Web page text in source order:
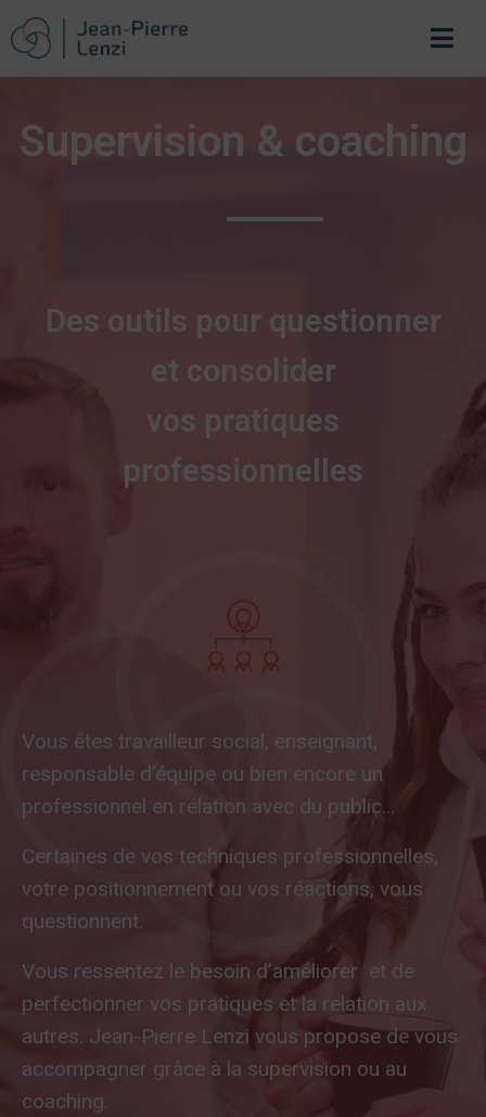
Supervision & coaching
Des outils pour questionner
et consolider
vos pratiques
professionnelles
Vous êtes travailleur social, enseignant,
responsable d’équipe ou bien encore un
professionnel en relation avec du public…
Certaines de vos techniques professionnelles,
votre positionnement ou vos réactions, vous
questionnent.
Vous ressentez le besoin d’améliorer et de
perfectionner vos pratiques et la relation aux
autres. Jean-Pierre Lenzi vous propose de vous
accompagner grâce à la supervision ou au
coaching.